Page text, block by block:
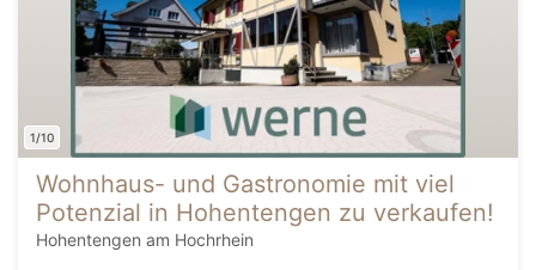
1/10
Wohnhaus- und Gastronomie mit viel
Potenzial in Hohentengen zu verkaufen!
Hohentengen am Hochrhein